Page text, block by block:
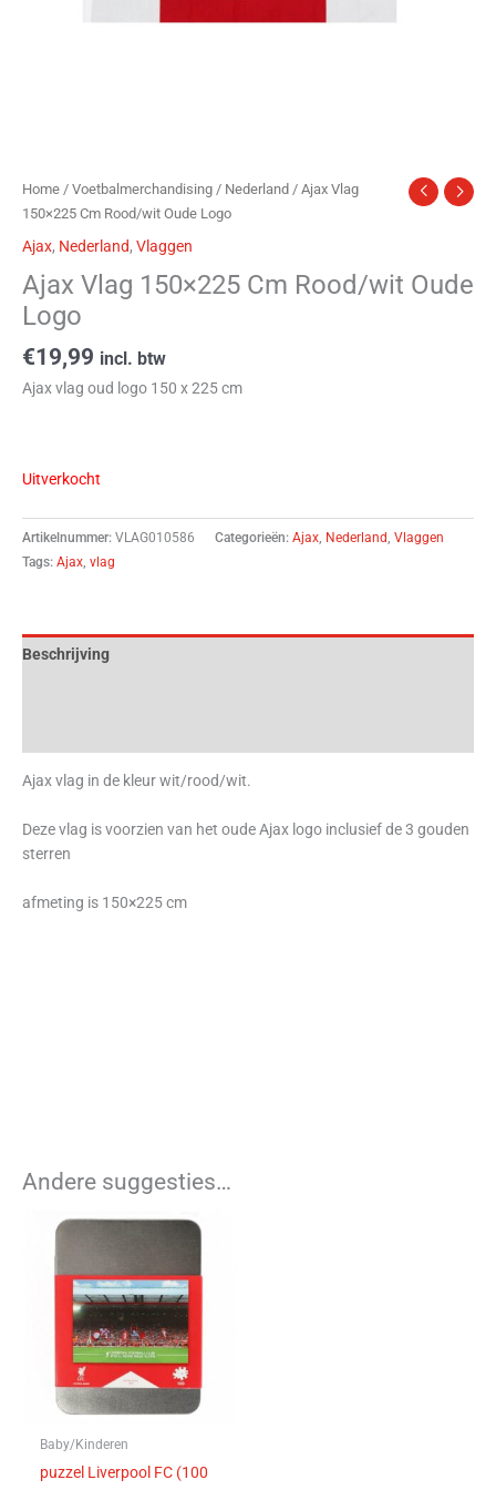
Home / Voetbalmerchandising / Nederland / Ajax Vlag
150×225 Cm Rood/wit Oude Logo
Ajax, Nederland, Vlaggen
Ajax Vlag 150×225 Cm Rood/wit Oude
Logo
€19,99 incl. btw
Ajax vlag oud logo 150 x 225 cm
Uitverkocht
Artikelnummer: VLAG010586 Categorieën: Ajax Nederland Vlaggen
Tags: Ajax vlag
Beschrijving
Ajax vlag in de kleur wit/rood/wit.
Deze vlag is voorzien van het oude Ajax logo inclusief de 3 gouden
sterren
afmeting is 150×225 cm
Andere suggesties…
Baby/Kinderen
puzzel Liverpool FC (100